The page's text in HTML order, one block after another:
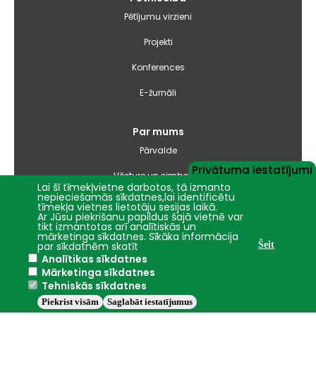
Pētījumu virzieni
Projekti
Konferences
E-žurnāli
Par mums
Pārvalde
Vēsture un simbolika
Studiju virzienu pārskati un pašnovērtējuma ziņojumi
Iepirkumi
Nāc studēt
Privātuma iestatījumi
Lai šī tīmekļvietne darbotos, tā izmanto
nepieciešamās sīkdatnes,lai identificētu
tīmekļa vietnes lietotāju sesijas laikā.
Ar Jūsu piekrišanu papildus šajā vietnē var
tikt izmantotas arī analītiskās un
mārketinga sīkdatnes. Sīkāka informācija
par sīkdatnēm skatīt Šeit
Analītikas sīkdatnes
Mārketinga sīkdatnes
Tehniskās sīkdatnes
Saglabāt iestatījumus
Piekrist visām